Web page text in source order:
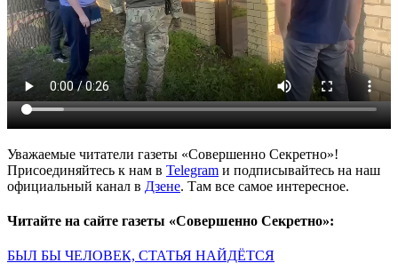
Уважаемые читатели газеты «Совершенно Секретно»!
Присоединяйтесь к нам в Telegram и подписывайтесь на наш
официальный канал в Дзене. Там все самое интересное.
Читайте на сайте газеты «Совершенно Секретно»:
БЫЛ БЫ ЧЕЛОВЕК, СТАТЬЯ НАЙДЁТСЯ